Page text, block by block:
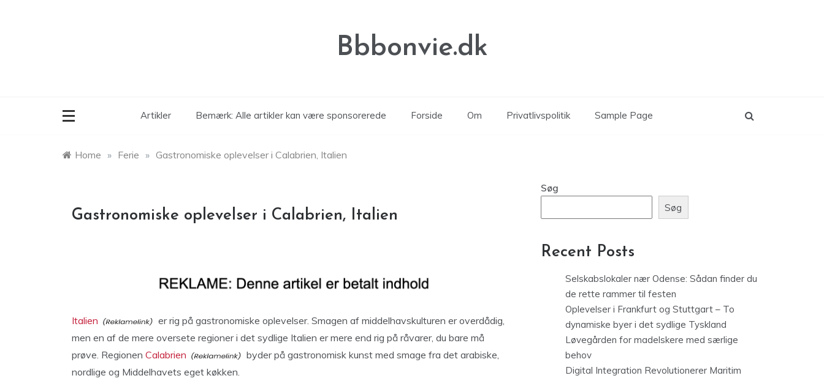
Bbbonvie.dk
Artikler Bemærk: Alle artikler kan være sponsorerede Forside Om Privatlivspolitik Sample Page
Home » Ferie » Gastronomiske oplevelser i Calabrien, Italien
Gastronomiske oplevelser i Calabrien, Italien
Italien
er rig på gastronomiske oplevelser. Smagen af middelhavskulturen er overdådig,
men en af de mere oversete regioner i det sydlige Italien er mere end rig på råvarer, du bare må
prøve. Regionen Calabrien
byder på gastronomisk kunst med smage fra det arabiske,
nordlige og Middelhavets eget køkken.
Søg
Søg
Recent Posts
Selskabslokaler nær Odense: Sådan finder du
de rette rammer til festen
Oplevelser i Frankfurt og Stuttgart – To
dynamiske byer i det sydlige Tyskland
Løvegården for madelskere med særlige
behov
Digital Integration Revolutionerer Maritim